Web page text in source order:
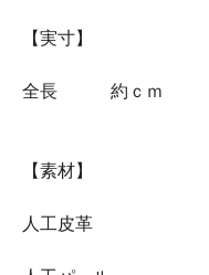
【実寸】
全長 約ｃｍ
【素材】
人工皮革